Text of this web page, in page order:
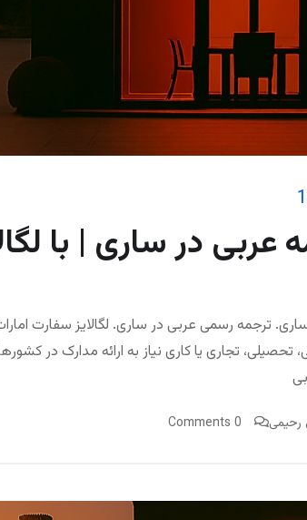
عربی در ساری | با
ساری. ترجمه رسمی عربی در ساری. لگالایز سفارت
تحصیلی، تجاری یا کاری نیاز به ارائه مدارک در
رحیمی 0 Comments